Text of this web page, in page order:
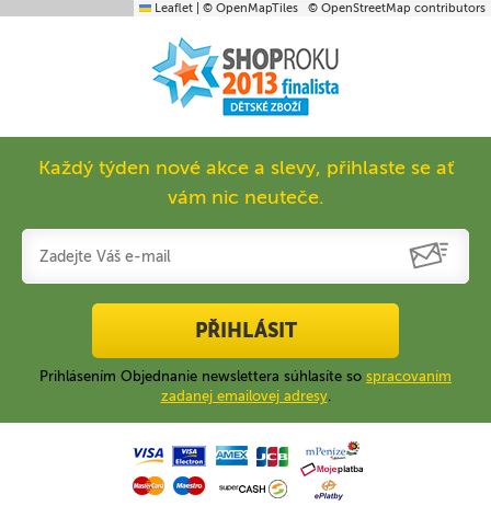
Leaflet © OpenMapTiles © OpenStreetMap contributors
Každý týden nové akce a slevy, přihlaste se ať
vám nic neuteče.
PŘIHLÁSIT
Prihlásením Objednanie newslettera súhlasíte so spracovaním
zadanej emailovej adresy.